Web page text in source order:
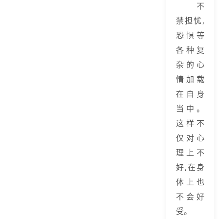
不
禁担忧,
恐惧等
各种复
杂的心
情加载
在自身
当中。
这样不
仅对心
理上不
好,在身
体上也
不会好
受。